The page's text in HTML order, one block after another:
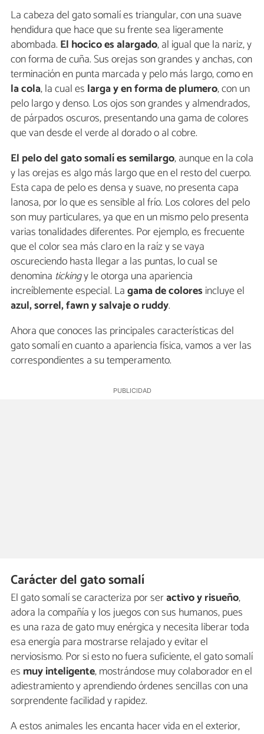
La cabeza del gato somalí es triangular, con una suave
hendidura que hace que su frente sea ligeramente
abombada. El hocico es alargado, al igual que la nariz, y
con forma de cuña. Sus orejas son grandes y anchas, con
terminación en punta marcada y pelo más largo, como en
la cola, la cual es larga y en forma de plumero, con un
pelo largo y denso. Los ojos son grandes y almendrados,
de párpados oscuros, presentando una gama de colores
que van desde el verde al dorado o al cobre.
El pelo del gato somalí es semilargo, aunque en la cola
y las orejas es algo más largo que en el resto del cuerpo.
Esta capa de pelo es densa y suave, no presenta capa
lanosa, por lo que es sensible al frío. Los colores del pelo
son muy particulares, ya que en un mismo pelo presenta
varias tonalidades diferentes. Por ejemplo, es frecuente
que el color sea más claro en la raíz y se vaya
oscureciendo hasta llegar a las puntas, lo cual se
denomina tickingy le otorga una apariencia
increíblemente especial. Lagama de colores incluye el
azul, sorrel, fawn y salvaje o ruddy.
Ahora que conoces las principales características del
gato somalí en cuanto a apariencia física, vamos a ver las
correspondientes a su temperamento.
Carácter del gato somalí
El gato somalí se caracteriza por seractivo y risueño,
adora la compañía y los juegos con sus humanos, pues
es una raza de gato muy enérgica y necesita liberar toda
esa energía para mostrarse relajado y evitar el
nerviosismo. Por si esto no fuera suficiente, el gato somalí
es muy inteligente, mostrándose muy colaborador en el
adiestramiento y aprendiendo órdenes sencillas con una
sorprendente facilidad y rapidez.
A estos animales les encanta hacer vida en el exterior,